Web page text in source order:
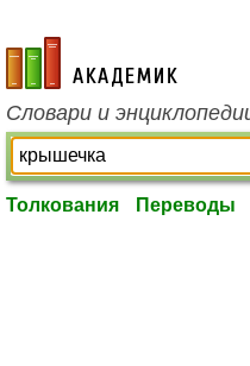
academic.ru
Словари и
Толкования Переводы